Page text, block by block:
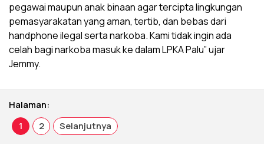
pegawai maupun anak binaan agar tercipta lingkungan
pemasyarakatan yang aman, tertib, dan bebas dari
handphone ilegal serta narkoba. Kami tidak ingin ada
celah bagi narkoba masuk ke dalam LPKA Palu” ujar
Jemmy.
Halaman:
1
2 Selanjutnya